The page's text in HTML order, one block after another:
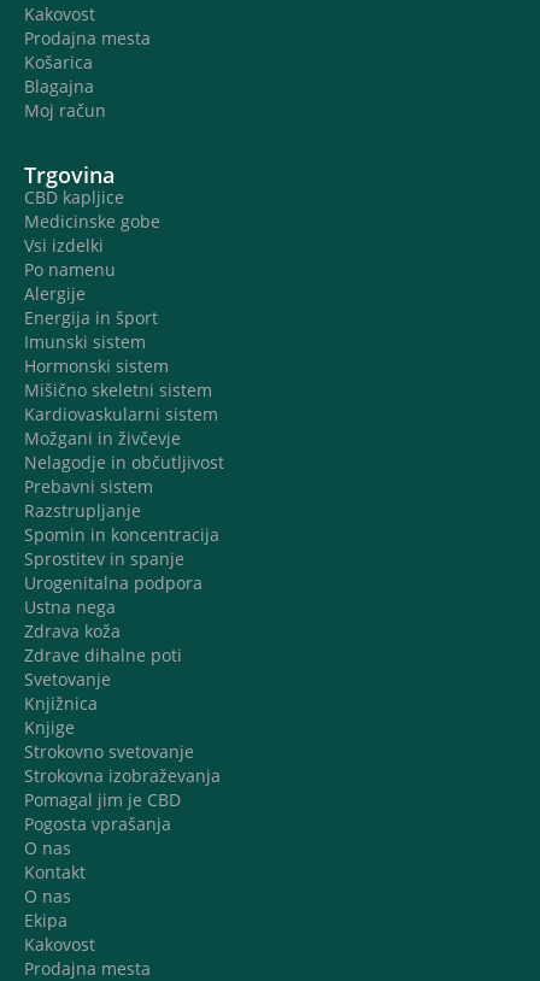
Kakovost
Prodajna mesta
Košarica
Blagajna
Moj račun
Trgovina
CBD kapljice
Medicinske gobe
Vsi izdelki
Po namenu
Alergije
Energija in šport
Imunski sistem
Hormonski sistem
Mišično skeletni sistem
Kardiovaskularni sistem
Možgani in živčevje
Nelagodje in občutljivost
Prebavni sistem
Razstrupljanje
Spomin in koncentracija
Sprostitev in spanje
Urogenitalna podpora
Ustna nega
Zdrava koža
Zdrave dihalne poti
Svetovanje
Knjižnica
Knjige
Strokovno svetovanje
Strokovna izobraževanja
Pomagal jim je CBD
Pogosta vprašanja
O nas
Kontakt
O nas
Ekipa
Kakovost
Prodajna mesta